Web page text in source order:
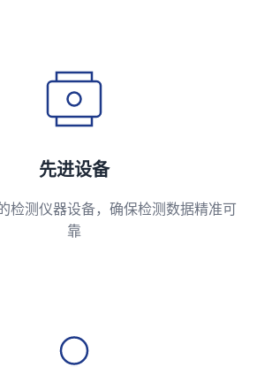
先进设备
检测仪器设备，确保检测数据精准可
靠